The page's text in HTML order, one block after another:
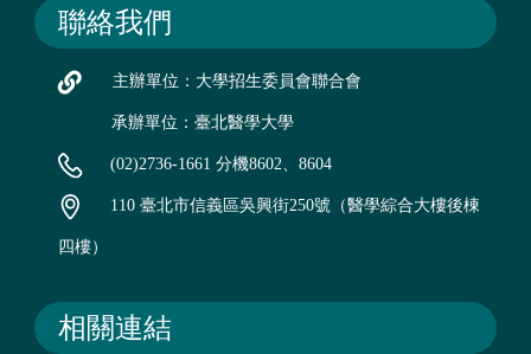
聯絡我們
主辦單位：大學招生委員會聯合會
承辦單位：臺北醫學大學
(02)2736-1661 分機8602、8604
110 臺北市信義區吳興街250號（醫學綜合大樓後棟
四樓）
相關連結